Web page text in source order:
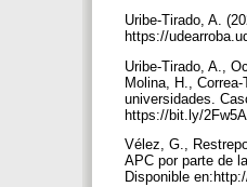
Uribe-Tirado, A.
https://
Uribe-Tirado, A.,
Molina, H.,
universidades.
https://bit.ly/
Vélez, G.,
APC por parte de
Disponible